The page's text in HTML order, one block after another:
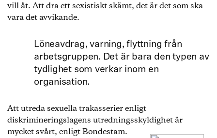
vill åt. Att dra ett sexistiskt skämt, det är det som ska
vara det avvikande.
Löneavdrag, varning, flyttning från
arbetsgruppen. Det är bara den typen av
tydlighet som verkar inom en
organisation.
Att utreda sexuella trakasserier enligt
diskrimineringslagens utredningsskyldighet är
mycket svårt, enligt Bondestam.